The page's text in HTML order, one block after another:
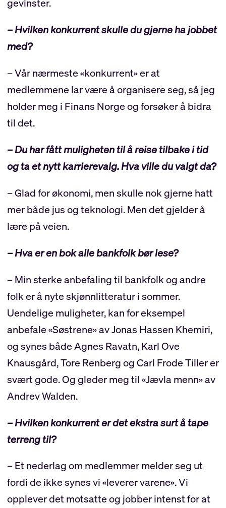
gevinster.
– Hvilken konkurrent skulle du gjerne ha jobbet
med?
– Vår nærmeste «konkurrent» er at
medlemmene lar være å organisere seg, så jeg
holder meg i Finans Norge og forsøker å bidra
til det.
– Du har fått muligheten til å reise tilbake i tid
og ta et nytt karrierevalg. Hva ville du valgt da?
– Glad for økonomi, men skulle nok gjerne hatt
mer både jus og teknologi. Men det gjelder å
lære på veien.
– Hva er en bok alle bankfolk bør lese?
– Min sterke anbefaling til bankfolk og andre
folk er å nyte skjønnlitteratur i sommer.
Uendelige muligheter, kan for eksempel
anbefale «Søstrene» av Jonas Hassen Khemiri,
og synes både Agnes Ravatn, Karl Ove
Knausgård, Tore Renberg og Carl Frode Tiller er
svært gode. Og gleder meg til «Jævla menn» av
Andrev Walden.
– Hvilken konkurrent er det ekstra surt å tape
terreng til?
– Et nederlag om medlemmer melder seg ut
fordi de ikke synes vi «leverer varene». Vi
opplever det motsatte og jobber intenst for at